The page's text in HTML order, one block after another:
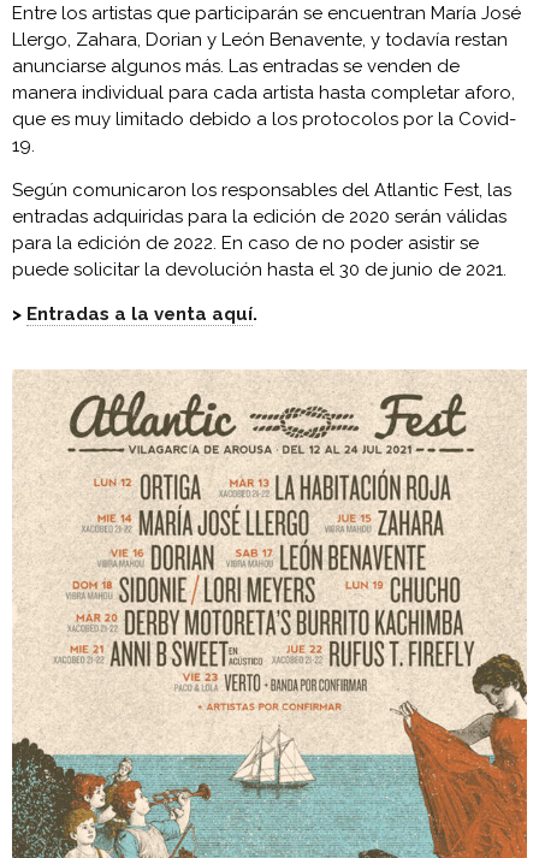
Entre los artistas que participarán se encuentran María José
Llergo, Zahara, Dorian y León Benavente, y todavía restan
anunciarse algunos más. Las entradas se venden de
manera individual para cada artista hasta completar aforo,
que es muy limitado debido a los protocolos por la Covid-
19.
Según comunicaron los responsables del Atlantic Fest, las
entradas adquiridas para la edición de 2020 serán válidas
para la edición de 2022. En caso de no poder asistir se
puede solicitar la devolución hasta el 30 de junio de 2021.
> Entradas a la venta aquí.